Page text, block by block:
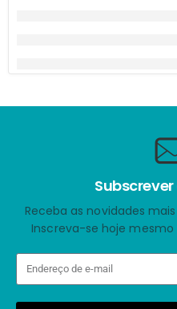
Receba as novidades
Inscreva-se hoje